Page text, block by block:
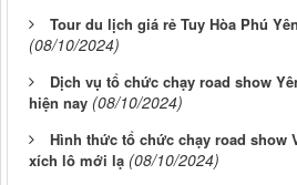
Tour du lịch giá rẻ Tuy Hòa Phú
(08/10/2024)
Dịch vụ tổ chức chạy road show
hiện nay (08/10/2024)
Hình thức tổ chức chạy road show
xích lô mới lạ (08/10/2024)